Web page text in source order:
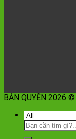
BẢN QUYỀN 2026 ©